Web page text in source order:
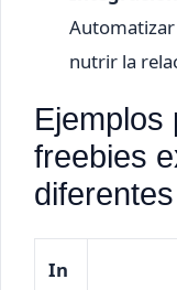
nutrir la
Ejemplos
freebies
In